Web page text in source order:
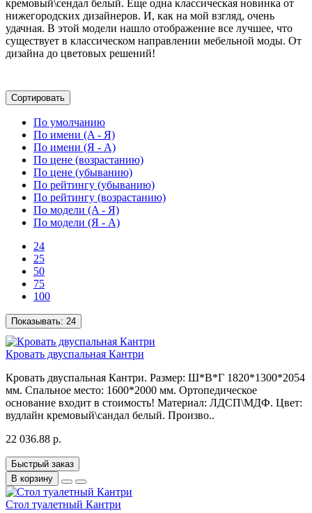
кремовый\сендал белый. Еще одна классическая новинка от
нижегородских дизайнеров. И, как на мой взгляд, очень
удачная. В этой модели нашло отображение все лучшее, что
существует в классическом направлении мебельной моды. От
дизайна до цветовых решений!
Сортировать
По умолчанию
По имени (A - Я)
По имени (Я - A)
По цене (возрастанию)
По цене (убыванию)
По рейтингу (убыванию)
По рейтингу (возрастанию)
По модели (A - Я)
По модели (Я - A)
24
25
50
75
100
Показывать: 24
Кровать двуспальная Кантри
Кровать двуспальная Кантри. Размер: Ш*В*Г 1820*1300*2054
мм. Спальное место: 1600*2000 мм. Ортопедическое
основание входит в стоимость! Материал: ЛДСП\МДФ. Цвет:
вудлайн кремовый\сандал белый. Произво..
22 036.88 р.
Быстрый заказ
В корзину
Стол туалетный Кантри